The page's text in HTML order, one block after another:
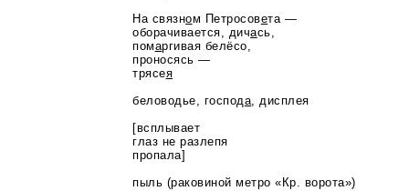
На связном Петросовета —
оборачивается, дичась,
помаргивая белёсо,
проносясь —
трясея
беловодье, господа, дисплея
[всплывает
глаз не разлепя
пропала]
пыль (раковиной метро «Кр. ворота»)